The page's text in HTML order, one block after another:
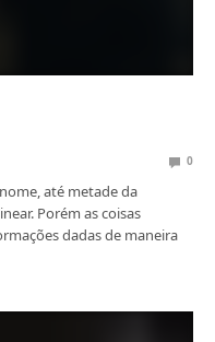
0
até metade da
Porém as coisas
dadas de maneira